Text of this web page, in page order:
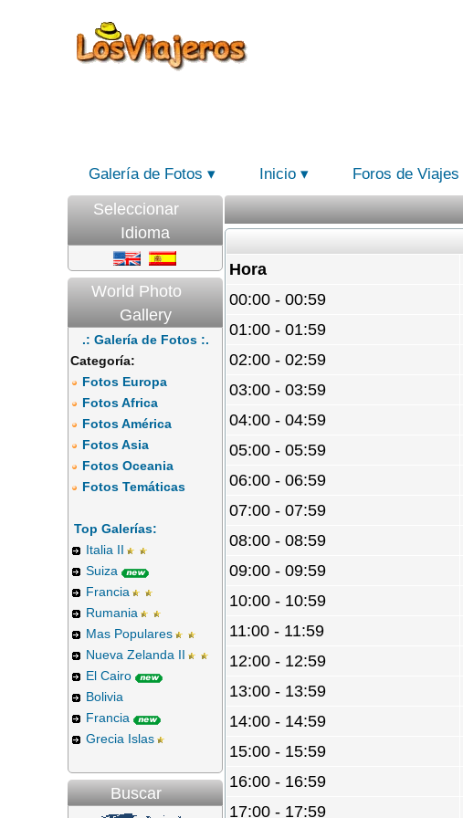
Galería de Fotos Inicio Foros de Viajes
Seleccionar
Idioma
World Photo
Gallery
.: Galería de Fotos :.
Categoría:
Fotos Europa
Fotos Africa
Fotos América
Fotos Asia
Fotos Oceania
Fotos Temáticas
Top Galerías:
Italia II
Suiza
Francia
Rumania
Mas Populares
Nueva Zelanda II
El Cairo
Bolivia
Francia
Grecia Islas
Buscar
Hora
00:00 - 00:59
01:00 - 01:59
02:00 - 02:59
03:00 - 03:59
04:00 - 04:59
05:00 - 05:59
06:00 - 06:59
07:00 - 07:59
08:00 - 08:59
09:00 - 09:59
10:00 - 10:59
11:00 - 11:59
12:00 - 12:59
13:00 - 13:59
14:00 - 14:59
15:00 - 15:59
16:00 - 16:59
17:00 - 17:59